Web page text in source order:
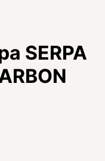
SERPA